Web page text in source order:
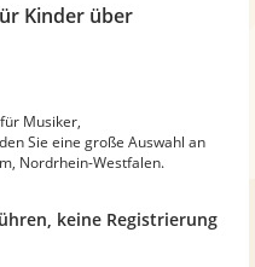
Kinder über
Musiker,
Sie eine große Auswahl an
Nordrhein-Westfalen.
keine Registrierung